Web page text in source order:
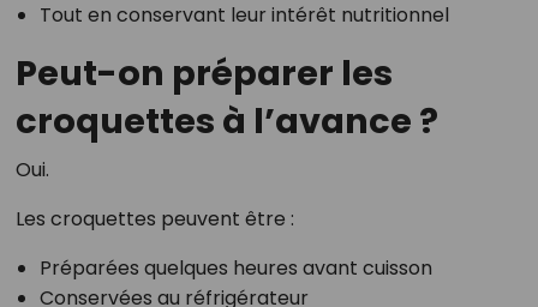
Tout en conservant leur intérêt nutritionnel
Peut-on préparer les
croquettes à l’avance ?
Oui.
Les croquettes peuvent être :
Préparées quelques heures avant cuisson
Conservées au réfrigérateur